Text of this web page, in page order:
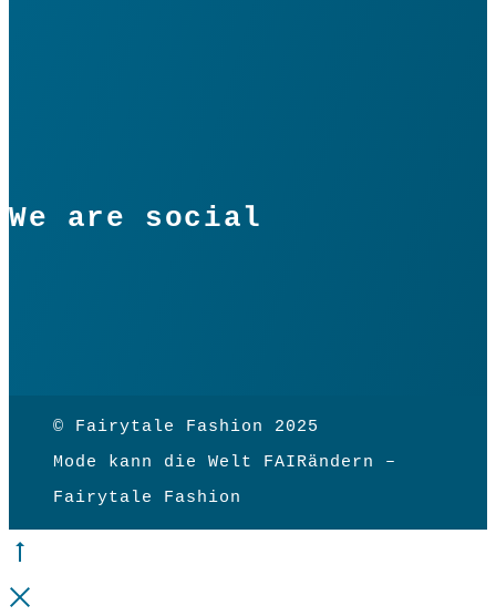
We are social
© Fairytale Fashion 2025
Mode kann die Welt FAIRändern –
Fairytale Fashion